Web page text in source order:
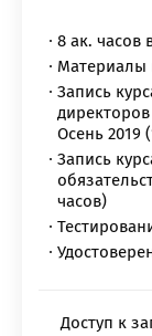
8 ак. часов
Материалы
Запись
Осень 2019
Запись
часов)
Доступ к